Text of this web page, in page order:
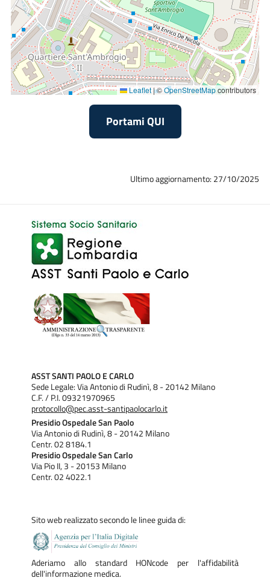
Leaflet |©OpenStreetMapcontributors
Portami QUI
Ultimo aggiornamento: 27/10/2025
ASST SANTI PAOLO E CARLO
Sede Legale: Via Antonio di Rudinì, 8 - 20142 Milano
C.F. / P.I. 09321970965
protocollo@pec.asst-santipaolocarlo.it
Presidio Ospedale San Paolo
Via Antonio di Rudinì, 8 - 20142 Milano
Centr. 02 8184.1
Presidio Ospedale San Carlo
Via Pio II, 3 - 20153 Milano
Centr. 02 4022.1
Sito web realizzato secondo le linee guida di:
Aderiamo allo standard HONcode per l'affidabilità
dell'informazione medica.